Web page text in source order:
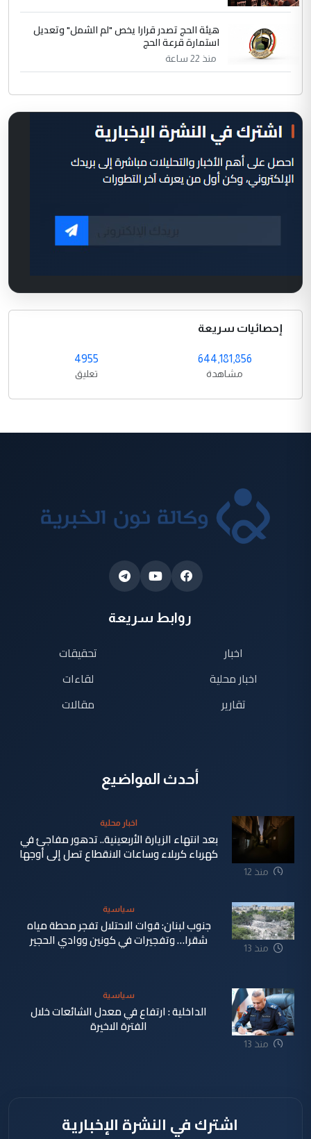
هيئة الحج تصدر قرارا يخص "لم الشمل" وتعديل
استمارة قرعة الحج
منذ 22 ساعة
إحصائيات سريعة
644,181,856
مشاهدة
4955
تعليق
روابط سريعة
اخبار
اخبار محلية
تقارير
تحقيقات
لقاءات
مقالات
أحدث المواضيع
منذ 12
اخبار محلية
بعد انتهاء الزيارة الأربعينية.. تدهور مفاجئ في
كهرباء كربلاء وساعات الانقطاع تصل إلى أوجها
منذ 13
سياسية
جنوب لبنان: قوات الاحتلال تفجر محطة مياه
شقرا… وتفجيرات في كونين ووادي الحجير
منذ 13
سياسية
الداخلية : ارتفاع في معدل الشائعات خلال
الفترة الاخيرة
اشترك في النشرة الإخبارية